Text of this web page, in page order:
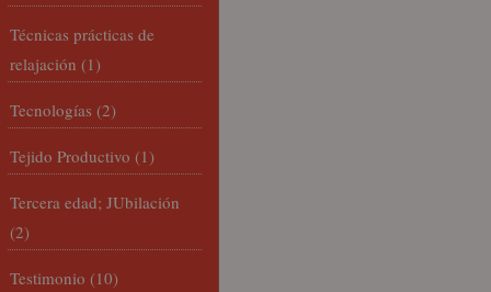
Técnicas prácticas de
relajación (1)
Tecnologías (2)
Tejido Productivo (1)
Tercera edad; JUbilación
(2)
Testimonio (10)